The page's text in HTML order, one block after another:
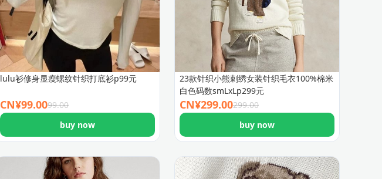
lulu衫修身显瘦螺纹针织打底衫p99元
CN¥99.0099.00
buy now
23款针织小熊刺绣女装针织毛衣100%棉米
白色码数smLxLp299元
CN¥299.00299.00
buy now